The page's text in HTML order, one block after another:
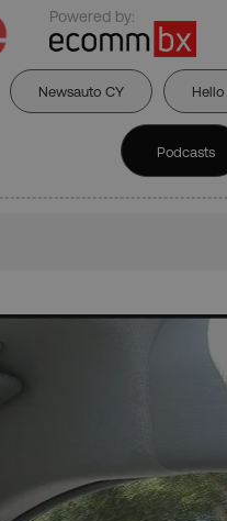
Powered by:
Newsauto CY Hello
Podcasts